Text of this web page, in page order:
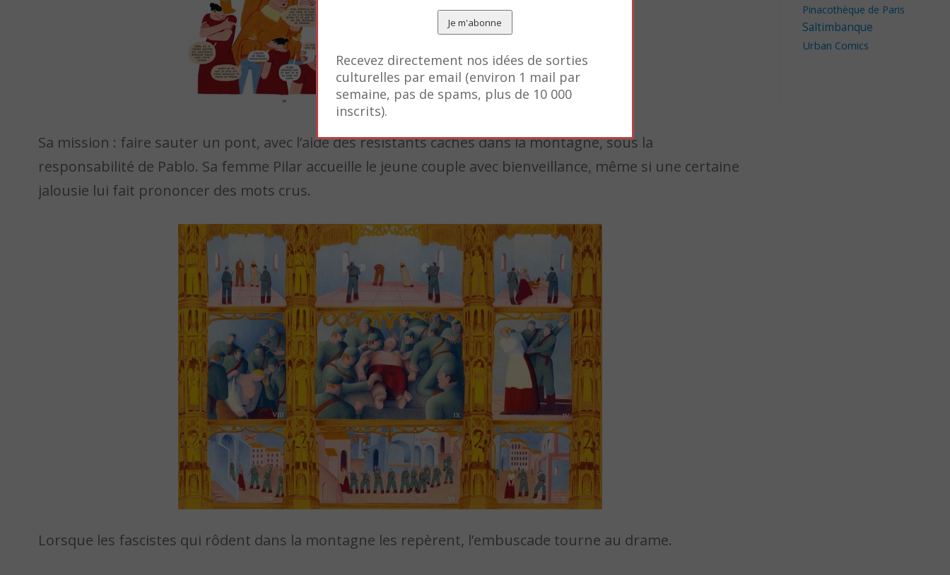
Sa mission : faire sauter un pont, avec l’aide des résistants cachés dans la montagne, sous la
responsabilité de Pablo. Sa femme Pilar accueille le jeune couple avec bienveillance, même si une certaine
jalousie lui fait prononcer des mots crus.
Lorsque les fascistes qui rôdent dans la montagne les repèrent, l’embuscade tourne au drame.
Pinacothèque de Paris
Saltimbanque
Urban Comics
Recevez directement nos idées de sorties
culturelles par email (environ 1 mail par
semaine, pas de spams, plus de 10 000
inscrits).